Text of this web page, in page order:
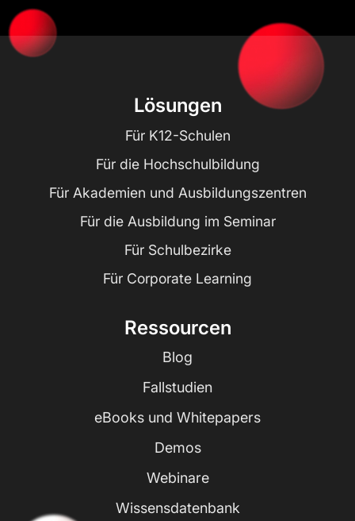
Lösungen
Für K12-Schulen
Für die Hochschulbildung
Für Akademien und Ausbildungszentren
Für die Ausbildung im Seminar
Für Schulbezirke
Für Corporate Learning
Ressourcen
Blog
Fallstudien
eBooks und Whitepapers
Demos
Webinare
Wissensdatenbank